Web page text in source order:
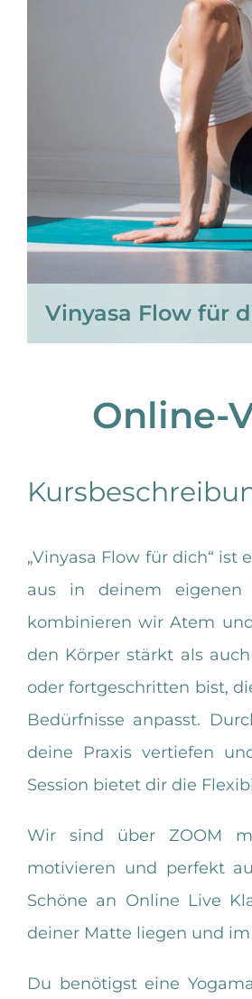
Vinyasa Flow für
Online-
„Vinyasa Flow für dich“ ist
aus in deinem eigenen
kombinieren wir Atem
den Körper stärkt als
oder fortgeschritten bist,
Bedürfnisse anpasst.
deine Praxis vertiefen
Session bietet dir die
Wir sind über ZOOM
motivieren und perfekt
Schöne an Online Live
deiner Matte liegen und
Du benötigst eine